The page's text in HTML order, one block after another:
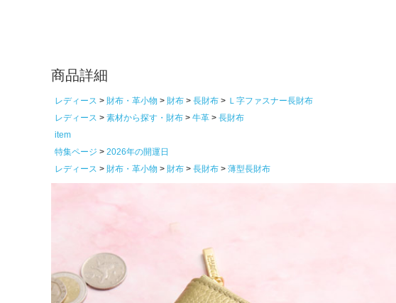
商品詳細
レディース 財布・革小物 財布 長財布
Ｌ字ファスナー長財布
レディース
素材から探す・財布 牛革
長財布
item
特集ページ
2026年の開運日
レディース
財布・革小物 財布 長財布 薄型長財布